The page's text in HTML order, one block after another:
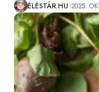
ÉLÉSTÁR.HU 2025.